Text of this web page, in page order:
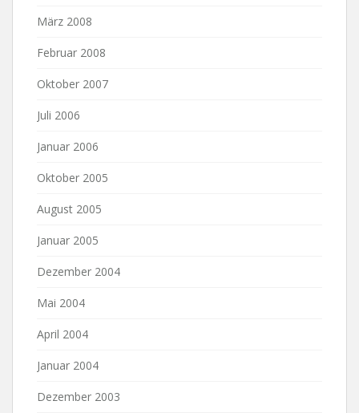
März 2008
Februar 2008
Oktober 2007
Juli 2006
Januar 2006
Oktober 2005
August 2005
Januar 2005
Dezember 2004
Mai 2004
April 2004
Januar 2004
Dezember 2003